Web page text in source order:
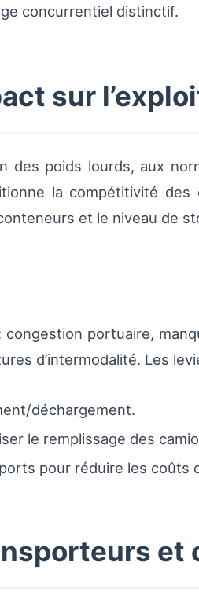
concurrentiel distinctif.
sur
des poids lourds, aux
la compétitivité
et le niveau de
portuaire,
d’intermodalité. Les
déchargement.
le remplissage des
pour réduire les coûts
et